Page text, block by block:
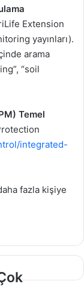
Extension
yayınları).
arama
“soil
Temel
integrated-
fazla kişiye